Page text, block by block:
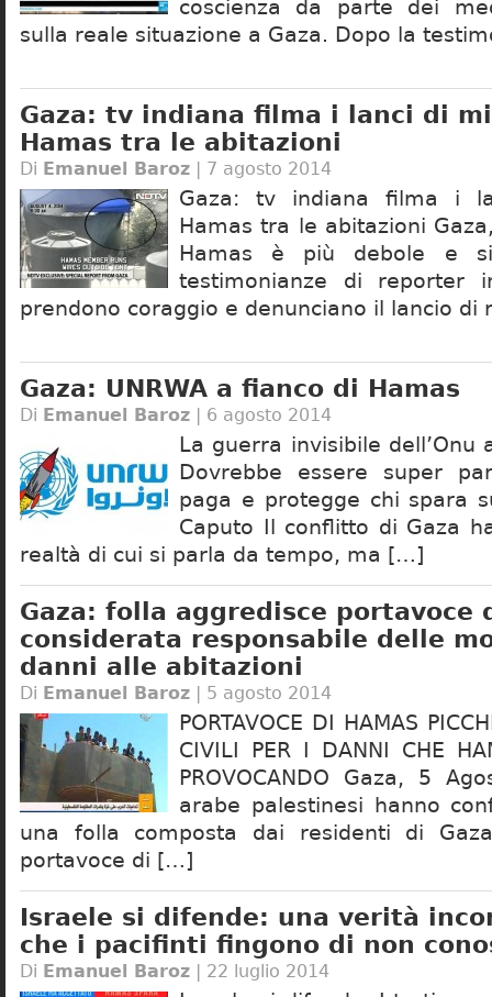
coscienza da parte dei
sulla reale situazione a Gaza. Dopo la
Gaza: tv indiana filma i lanci di
Hamas tra le abitazioni
Di Emanuel Baroz | 7 agosto 2014
Gaza: tv indiana filma i
Hamas tra le abitazioni
Hamas è più debole e
testimonianze di reporter
prendono coraggio e denunciano il lancio
Gaza: UNRWA a fianco di Hamas
Di Emanuel Baroz | 6 agosto 2014
La guerra invisibile dell’Onu
Dovrebbe essere super
paga e protegge chi spara
Caputo Il conflitto di Gaza
realtà di cui si parla da tempo, ma […]
Gaza: folla aggredisce portavoce
considerata responsabile delle
danni alle abitazioni
Di Emanuel Baroz | 5 agosto 2014
PORTAVOCE DI HAMAS
CIVILI PER I DANNI CHE
PROVOCANDO Gaza, 5
arabe palestinesi hanno
una folla composta dai residenti di
portavoce di […]
Israele si difende: una verità
che i pacifinti fingono di non
Di Emanuel Baroz | 22 luglio 2014